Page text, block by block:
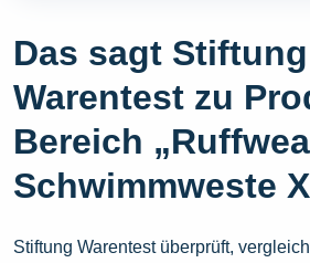
Das sagt Stiftung
Warentest zu
Bereich
Schwimmweste
Stiftung Warentest überprüft,